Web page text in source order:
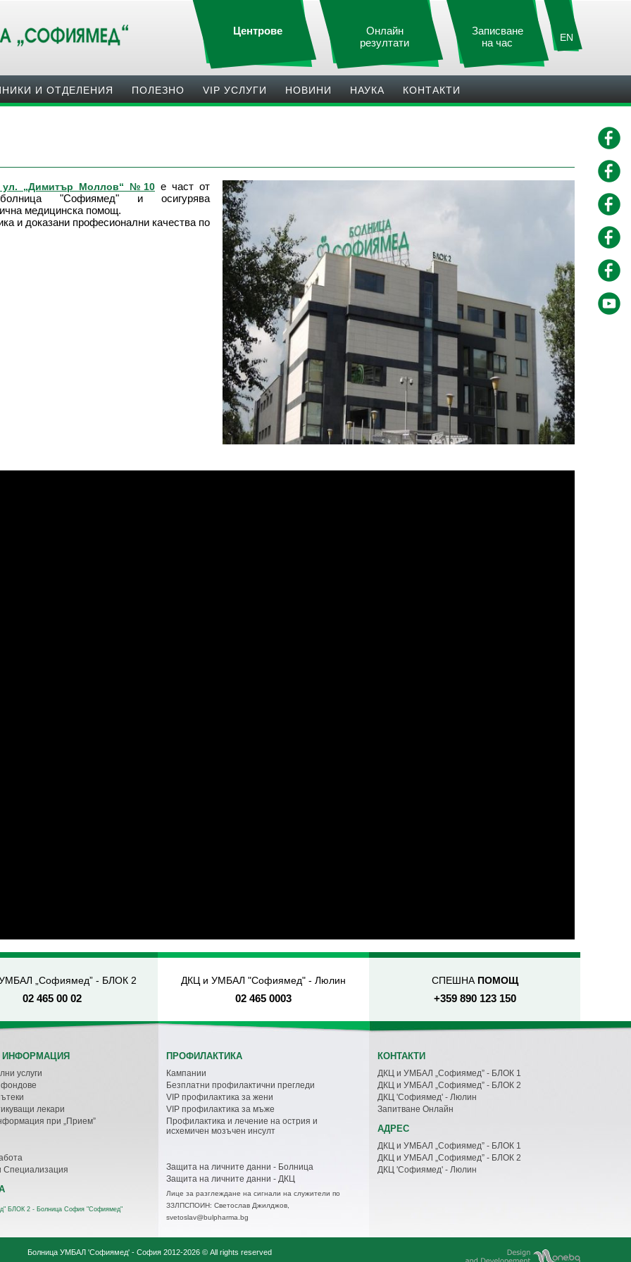
EN
Записване
на час
Онлайн
резултати
Центрове
И ОТДЕЛЕНИЯ ПОЛЕЗНO VIP УСЛУГИ НОВИНИ НАУКА КОНТАКТИ
ул. „Димитър Моллов“ №10 е част от
"Софиямед" и осигурява
медицинска помощ.
и доказани професионални качества по
„Софиямед” - БЛОК 2
02 465 00 02
ДКЦ и УМБАЛ "Софиямед" - Люлин
02 465 0003
СПЕШНА ПОМОЩ
+359 890 123 150
ИНФОРМАЦИЯ
услуги
фондове
лекари
при „Прием”
Специализация
БЛОК 2 - Болница София "Софиямед"
ПРОФИЛАКТИКА
Кампании
Безплатни профилактични прегледи
VIP профилактика за жени
VIP профилактика за мъже
Профилактика и лечение на острия и
исхемичен мозъчен инсулт
Защита на личните данни - Болница
Защита на личните данни - ДКЦ
Лице за разглеждане на сигнали на служители по
ЗЗЛПСПОИН: Светослав Джилджов,
svetoslav@bulpharma.bg
КОНТАКТИ
ДКЦ и УМБАЛ „Софиямед” - БЛОК 1
ДКЦ и УМБАЛ „Софиямед” - БЛОК 2
ДКЦ 'Софиямед' - Люлин
Запитване Онлайн
АДРЕС
ДКЦ и УМБАЛ „Софиямед” - БЛОК 1
ДКЦ и УМБАЛ „Софиямед” - БЛОК 2
ДКЦ 'Софиямед' - Люлин
Болница УМБАЛ 'Софиямед' - София2012-2026 © All rights reserved